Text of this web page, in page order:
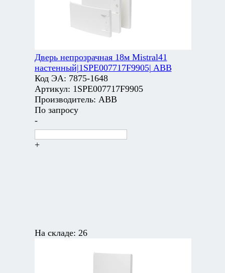
Дверь непрозрачная 18м Mistral41
настенный|1SPE007717F9905| ABB
Код ЭА: 7875-1648
Артикул: 1SPE007717F9905
Производитель: ABB
По запросу
-
+
На складе: 26